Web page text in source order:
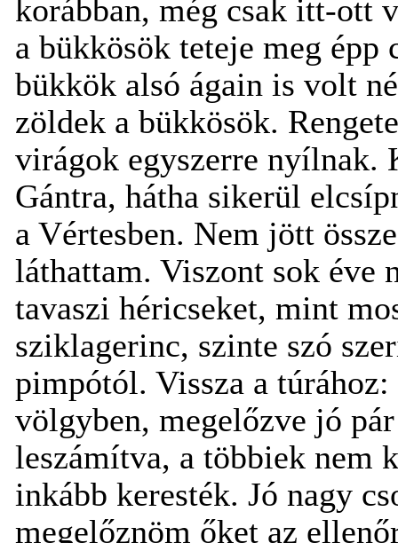
korábban, még csak itt-ott
a bükkösök teteje meg épp
bükkök alsó ágain is volt
zöldek a bükkösök.
virágok egyszerre nyílnak.
Gántra, hátha sikerül
a Vértesben. Nem jött
láthattam. Viszont sok éve
tavaszi héricseket, mint
sziklagerinc, szinte szó
pimpótól. Vissza a
völgyben, megelőzve jó
leszámítva, a többiek nem
inkább keresték. Jó nagy
megelőznöm őket az